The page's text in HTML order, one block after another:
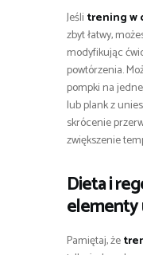
Jeśli trening w
zbyt łatwy,
modyfikując
powtórzenia.
pompki na
lub plank z
skrócenie
zwiększenie
Dieta i
elementy
Pamiętaj, że